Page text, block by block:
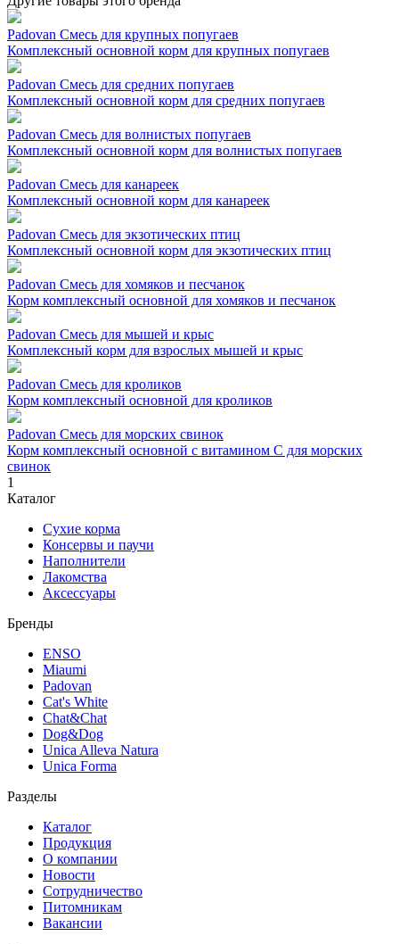
Padovan Смесь для крупных попугаев
Комплексный основной корм для крупных попугаев
Padovan Смесь для средних попугаев
Комплексный основной корм для средних попугаев
Padovan Смесь для волнистых попугаев
Комплексный основной корм для волнистых попугаев
Padovan Смесь для канареек
Комплексный основной корм для канареек
Padovan Смесь для экзотических птиц
Комплексный основной корм для экзотических птиц
Padovan Смесь для хомяков и песчанок
Корм комплексный основной для хомяков и песчанок
Padovan Смесь для мышей и крыс
Комплексный корм для взрослых мышей и крыс
Padovan Смесь для кроликов
Корм комплексный основной для кроликов
Padovan Смесь для морских свинок
Корм комплексный основной с витамином С для морских
свинок
1
Каталог
Сухие корма
Консервы и паучи
Наполнители
Лакомства
Аксессуары
Бренды
ENSO
Miaumi
Padovan
Cat's White
Chat&Chat
Dog&Dog
Unica Alleva Natura
Unica Forma
Разделы
Каталог
Продукция
О компании
Новости
Сотрудничество
Питомникам
Вакансии